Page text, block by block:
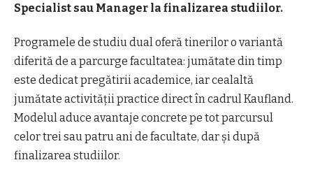
Specialist sau Manager la finalizarea studiilor.
Programele de studiu dual oferă tinerilor o variantă
diferită de a parcurge facultatea: jumătate din timp
este dedicat pregătirii academice, iar cealaltă
jumătate activității practice direct în cadrul Kaufland.
Modelul aduce avantaje concrete pe tot parcursul
celor trei sau patru ani de facultate, dar și după
finalizarea studiilor.